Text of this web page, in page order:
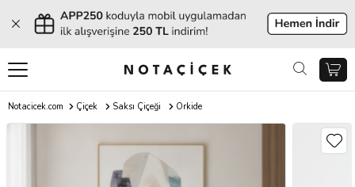
Notacicek.com Çiçek Saksı Çiçeği Orkide